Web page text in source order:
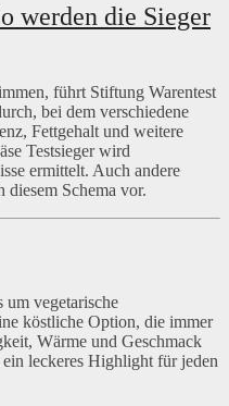
werden die Sieger
führt Stiftung Warentest
bei dem verschiedene
Fettgehalt und weitere
Testsieger wird
ermittelt. Auch andere
diesem Schema vor.
um vegetarische
köstliche Option, die immer
Wärme und Geschmack
leckeres Highlight für jeden